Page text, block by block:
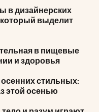
в дизайнерских
который выделит
в пищевые
и здоровья
стильных:
этой осенью